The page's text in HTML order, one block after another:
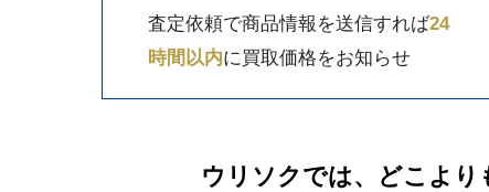
査定依頼で商品情報を送信すれば24
時間以内に買取価格をお知らせ
ウリソクでは、どこより